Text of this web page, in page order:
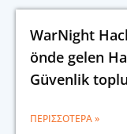
WarNight
önde gelen
Güvenlik
ΠΕΡΙΣΣΌΤΕΡΑ »